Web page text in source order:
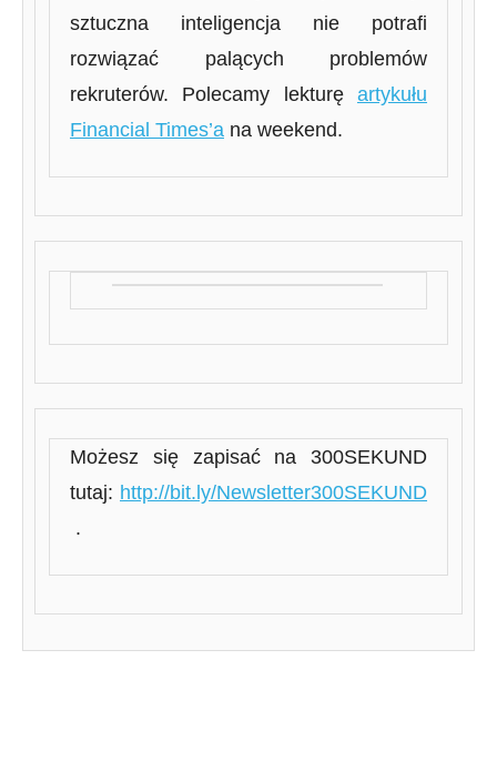
sztuczna inteligencja nie potrafi
rozwiązać palących problemów
rekruterów. Polecamy lekturę artykułu
Financial Times’a na weekend.
Możesz się zapisać na 300SEKUND
tutaj: http://bit.ly/Newsletter300SEKUND
.